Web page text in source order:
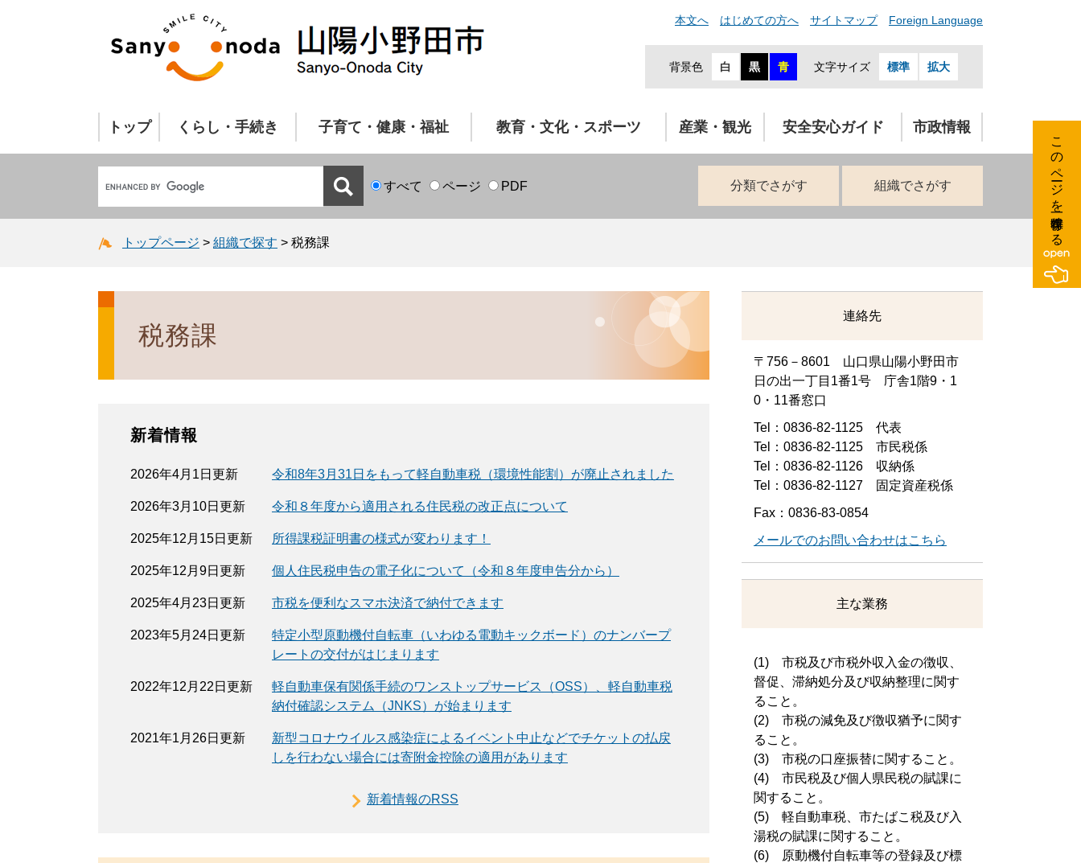
本文へ はじめての方へ サイトマップ Foreign Language
背景色 白 黒 青 文字サイズ 標準 拡大
トップ くらし・手続き 子育て・健康・福祉 教育・文化・スポーツ 産業・観光 安全安心ガイド 市政情報
すべて ページ PDF 分類でさがす 組織でさがす
トップページ > 組織で探す > 税務課
税務課
新着情報
2026年4月1日更新 令和8年3月31日をもって軽自動車税（環境性能割）が廃止されました
2026年3月10日更新 令和８年度から適用される住民税の改正点について
2025年12月15日更新 所得課税証明書の様式が変わります！
2025年12月9日更新 個人住民税申告の電子化について（令和８年度申告分から）
2025年4月23日更新 市税を便利なスマホ決済で納付できます
2023年5月24日更新
特定小型原動機付自転車（いわゆる電動キックボード）のナンバープ
レートの交付がはじまります
2022年12月22日更新
軽自動車保有関係手続のワンストップサービス（OSS）、軽自動車税
納付確認システム（JNKS）が始まります
2021年1月26日更新
新型コロナウイルス感染症によるイベント中止などでチケットの払戻
しを行わない場合には寄附金控除の適用があります
新着情報のRSS
連絡先
〒756－8601 山口県山陽小野田市
日の出一丁目1番1号 庁舎1階9・1
0・11番窓口
Tel：0836-82-1125
代表
Tel：0836-82-1125
市民税係
Tel：0836-82-1126
収納係
Tel：0836-82-1127
固定資産税係
Fax：0836-83-0854
メールでのお問い合わせはこちら
主な業務
(1) 市税及び市税外収入金の徴収、
督促、滞納処分及び収納整理に関す
ること。
(2) 市税の減免及び徴収猶予に関す
ること。
(3) 市税の口座振替に関すること。
(4) 市民税及び個人県民税の賦課に
関すること。
(5) 軽自動車税、市たばこ税及び入
湯税の賦課に関すること。
(6) 原動機付自転車等の登録及び標
このページを一時保存する